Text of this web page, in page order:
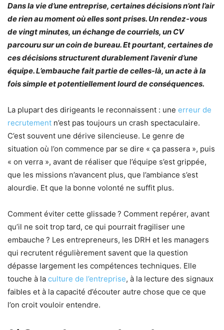
Dans la vie d’une entreprise, certaines décisions n’ont l’air
de rien au moment où elles sont prises. Un rendez-vous
de vingt minutes, un échange de courriels, un CV
parcouru sur un coin de bureau. Et pourtant, certaines de
ces décisions structurent durablement l’avenir d’une
équipe. L’embauche fait partie de celles-là, un acte à la
fois simple et potentiellement lourd de conséquences.
La plupart des dirigeants le reconnaissent : une erreur de
recrutement n’est pas toujours un crash spectaculaire.
C’est souvent une dérive silencieuse. Le genre de
situation où l’on commence par se dire « ça passera », puis
« on verra », avant de réaliser que l’équipe s’est grippée,
que les missions n’avancent plus, que l’ambiance s’est
alourdie. Et que la bonne volonté ne suffit plus.
Comment éviter cette glissade ? Comment repérer, avant
qu’il ne soit trop tard, ce qui pourrait fragiliser une
embauche ? Les entrepreneurs, les DRH et les managers
qui recrutent régulièrement savent que la question
dépasse largement les compétences techniques. Elle
touche à la culture de l’entreprise, à la lecture des signaux
faibles et à la capacité d’écouter autre chose que ce que
l’on croit vouloir entendre.